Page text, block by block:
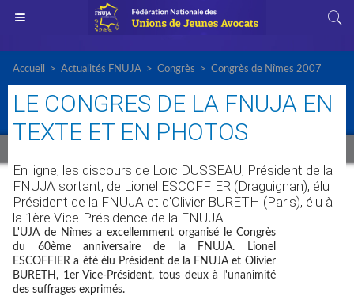
Accueil > Actualités FNUJA > Congrès > Congrès de Nîmes 2007
LE CONGRES DE LA FNUJA EN
TEXTE ET EN PHOTOS
En ligne, les discours de Loïc DUSSEAU, Président de la
FNUJA sortant, de Lionel ESCOFFIER (Draguignan), élu
Président de la FNUJA et d'Olivier BURETH (Paris), élu à
la 1ère Vice-Présidence de la FNUJA
L'UJA de Nîmes a excellemment organisé le Congrès
du 60ème anniversaire de la FNUJA. Lionel
ESCOFFIER a été élu Président de la FNUJA et Olivier
BURETH, 1er Vice-Président, tous deux à l'unanimité
des suffrages exprimés.